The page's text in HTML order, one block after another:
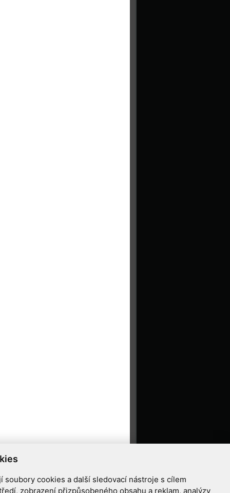
soubory cookies a další sledovací nástroje s cílem
zobrazení přizpůsobeného obsahu a reklam, analýzy